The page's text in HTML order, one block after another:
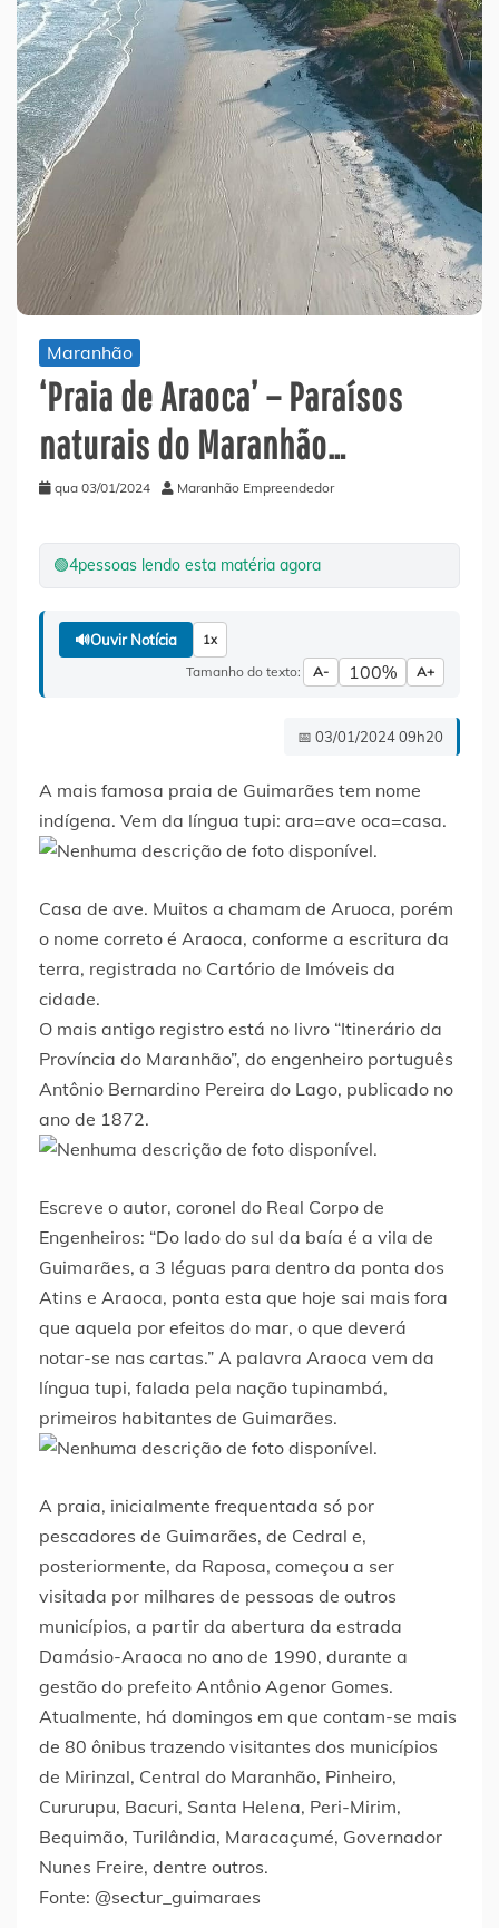
Maranhão
‘Praia de Araoca’ – Paraísos
naturais do Maranhão…
qua 03/01/2024 Maranhão Empreendedor
🟢4pessoas lendo esta matéria agora
🔊Ouvir Notícia 1x
Tamanho do texto: A- 100% A+
📅 03/01/2024 09h20
A mais famosa praia de Guimarães tem nome
indígena. Vem da língua tupi: ara=ave oca=casa.
Casa de ave. Muitos a chamam de Aruoca, porém
o nome correto é Araoca, conforme a escritura da
terra, registrada no Cartório de Imóveis da
cidade.
O mais antigo registro está no livro “Itinerário da
Província do Maranhão”, do engenheiro português
Antônio Bernardino Pereira do Lago, publicado no
ano de 1872.
Escreve o autor, coronel do Real Corpo de
Engenheiros: “Do lado do sul da baía é a vila de
Guimarães, a 3 léguas para dentro da ponta dos
Atins e Araoca, ponta esta que hoje sai mais fora
que aquela por efeitos do mar, o que deverá
notar-se nas cartas.” A palavra Araoca vem da
língua tupi, falada pela nação tupinambá,
primeiros habitantes de Guimarães.
A praia, inicialmente frequentada só por
pescadores de Guimarães, de Cedral e,
posteriormente, da Raposa, começou a ser
visitada por milhares de pessoas de outros
municípios, a partir da abertura da estrada
Damásio-Araoca no ano de 1990, durante a
gestão do prefeito Antônio Agenor Gomes.
Atualmente, há domingos em que contam-se mais
de 80 ônibus trazendo visitantes dos municípios
de Mirinzal, Central do Maranhão, Pinheiro,
Cururupu, Bacuri, Santa Helena, Peri-Mirim,
Bequimão, Turilândia, Maracaçumé, Governador
Nunes Freire, dentre outros.
Fonte: @sectur_guimaraes